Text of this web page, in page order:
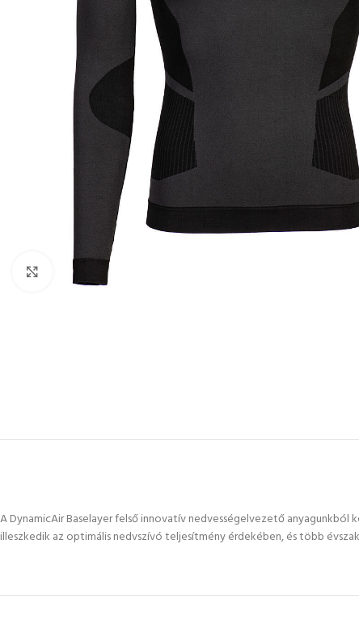
Kattintson a nagyításhoz
A DynamicAir Baselayer felső innovatív nedvességelvezető anyagunkból
illeszkedik az optimális nedvszívó teljesítmény érdekében, és több